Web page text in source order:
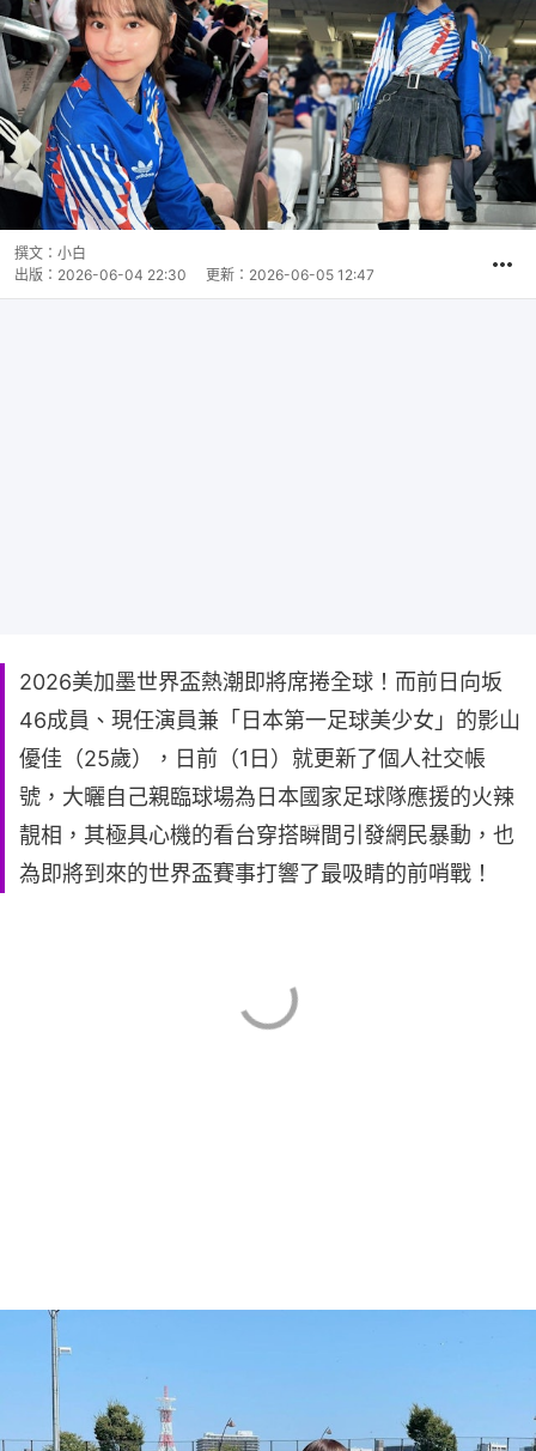
撰文： 小白
出版： 2026-06-04 22:30 更新： 2026-06-05 12:47
2026美加墨世界盃熱潮即將席捲全球！而前日向坂
46成員、現任演員兼「日本第一足球美少女」的影山
優佳（25歲），日前（1日）就更新了個人社交帳
號，大曬自己親臨球場為日本國家足球隊應援的火辣
靚相，其極具心機的看台穿搭瞬間引發網民暴動，也
為即將到來的世界盃賽事打響了最吸睛的前哨戰！